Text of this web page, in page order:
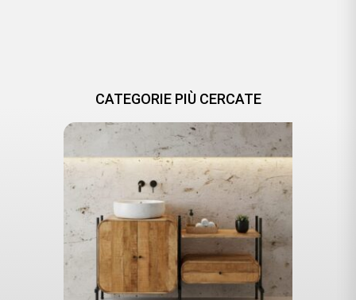
CATEGORIE PIÙ CERCATE